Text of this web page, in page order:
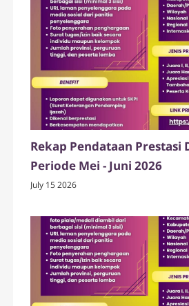
Rekap Pendataan Prestasi
Periode Mei - Juni 2026
July 15 2026